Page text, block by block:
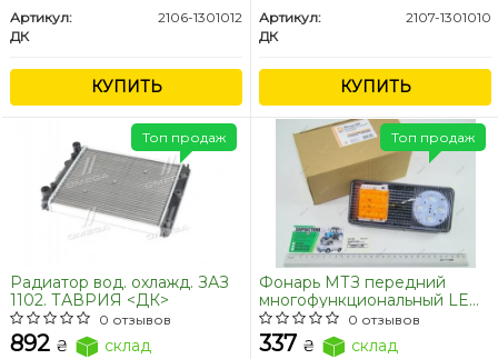
Артикул:
2106-1301012
ДК
КУПИТЬ
Артикул:
2107-1301010
ДК
КУПИТЬ
Радиатор вод. охлажд. ЗАЗ
1102. ТАВРИЯ <ДК>
0 отзывов
892 ₴ склад
Топ продаж
Фонарь МТЗ передний
многофункциональный LED
<ДК>
0 отзывов
337 ₴ склад
Топ продаж